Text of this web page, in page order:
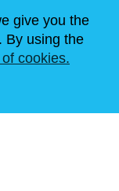
UNS
give you the
By using the
cookies.